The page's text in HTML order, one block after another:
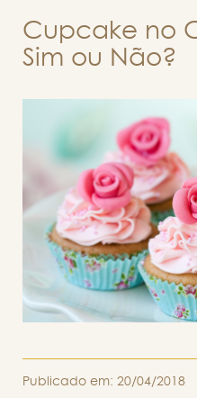
Cupcake no
Sim ou Não?
Publicado em: 20/04/2018